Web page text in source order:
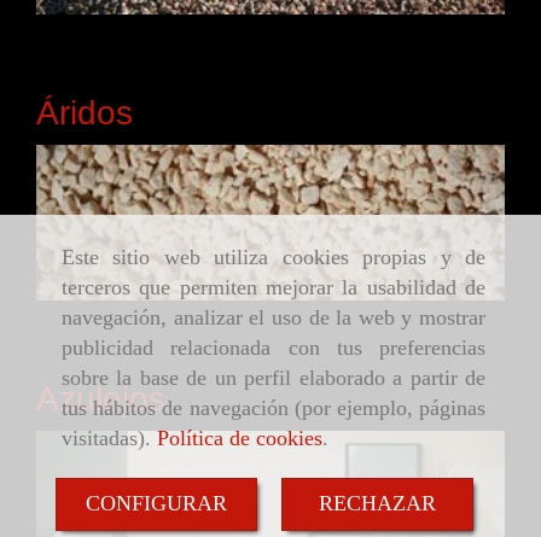
Este sitio web utiliza cookies propias y de
terceros que permiten mejorar la usabilidad de
navegación, analizar el uso de la web y mostrar
publicidad relacionada con tus preferencias
sobre la base de un perfil elaborado a partir de
tus hábitos de navegación (por ejemplo, páginas
visitadas).Política de cookies.
CONFIGURAR RECHAZAR
Áridos
Azulejos